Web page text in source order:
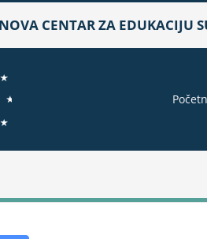
CENTAR ZA EDUKACIJU